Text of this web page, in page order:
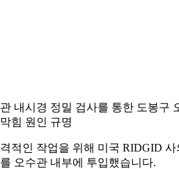
내시경 정밀 검사를 통한 도봉구
힘 원인 규명
적인 작업을 위해 미국 RIDGID
오수관 내부에 투입했습니다.